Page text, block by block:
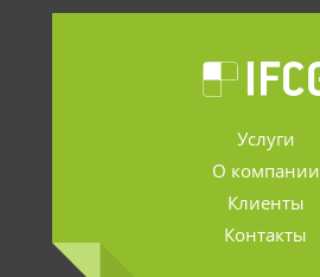
Услуги
О компании
Клиенты
Контакты